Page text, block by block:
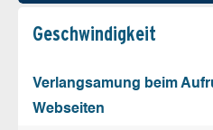
Geschw­indigkeit
Verlangsamung beim
Webseiten